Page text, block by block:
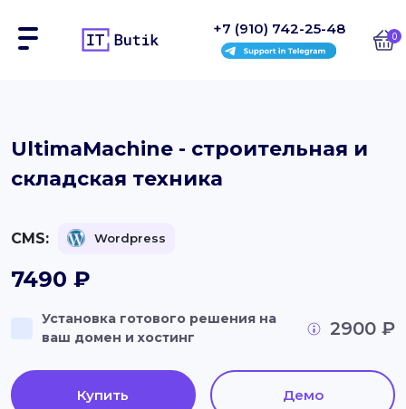
Сайты
Интернет-магазины
Блог
Контакты
+7 (910) 742-25-48 0
UltimaMachine - строительная и
складская техника
CMS: Wordpress
7490 ₽
Установка готового решения на
ваш домен и хостинг
2900 ₽
Купить Демо